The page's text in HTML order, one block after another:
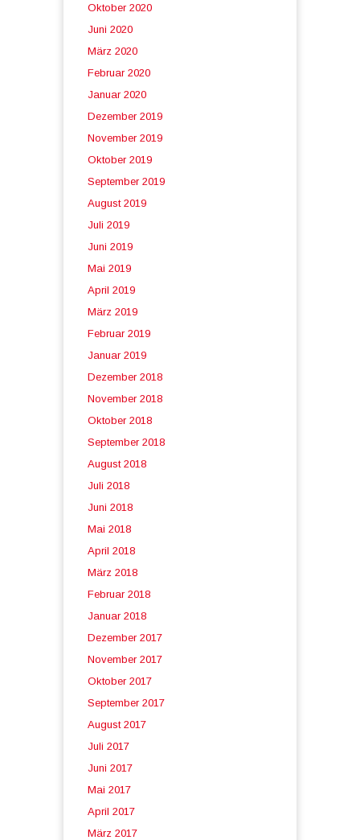
Oktober 2020
Juni 2020
März 2020
Februar 2020
Januar 2020
Dezember 2019
November 2019
Oktober 2019
September 2019
August 2019
Juli 2019
Juni 2019
Mai 2019
April 2019
März 2019
Februar 2019
Januar 2019
Dezember 2018
November 2018
Oktober 2018
September 2018
August 2018
Juli 2018
Juni 2018
Mai 2018
April 2018
März 2018
Februar 2018
Januar 2018
Dezember 2017
November 2017
Oktober 2017
September 2017
August 2017
Juli 2017
Juni 2017
Mai 2017
April 2017
März 2017